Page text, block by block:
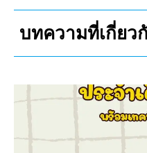
บทความที่เกี่ยว